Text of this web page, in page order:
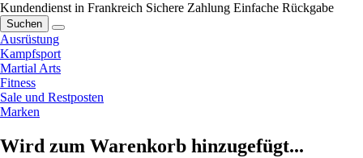
Kundendienst in Frankreich Sichere Zahlung Einfache Rückgabe
Suchen
Ausrüstung
Kampfsport
Martial Arts
Fitness
Sale und Restposten
Marken
Wird zum Warenkorb hinzugefügt...